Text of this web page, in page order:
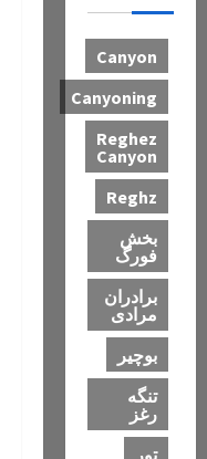
Canyon
Canyoning
Reghez
Canyon
Reghz
بخش
فورگ
برادران
مرادی
بوچیر
تنگه
رغز
تور